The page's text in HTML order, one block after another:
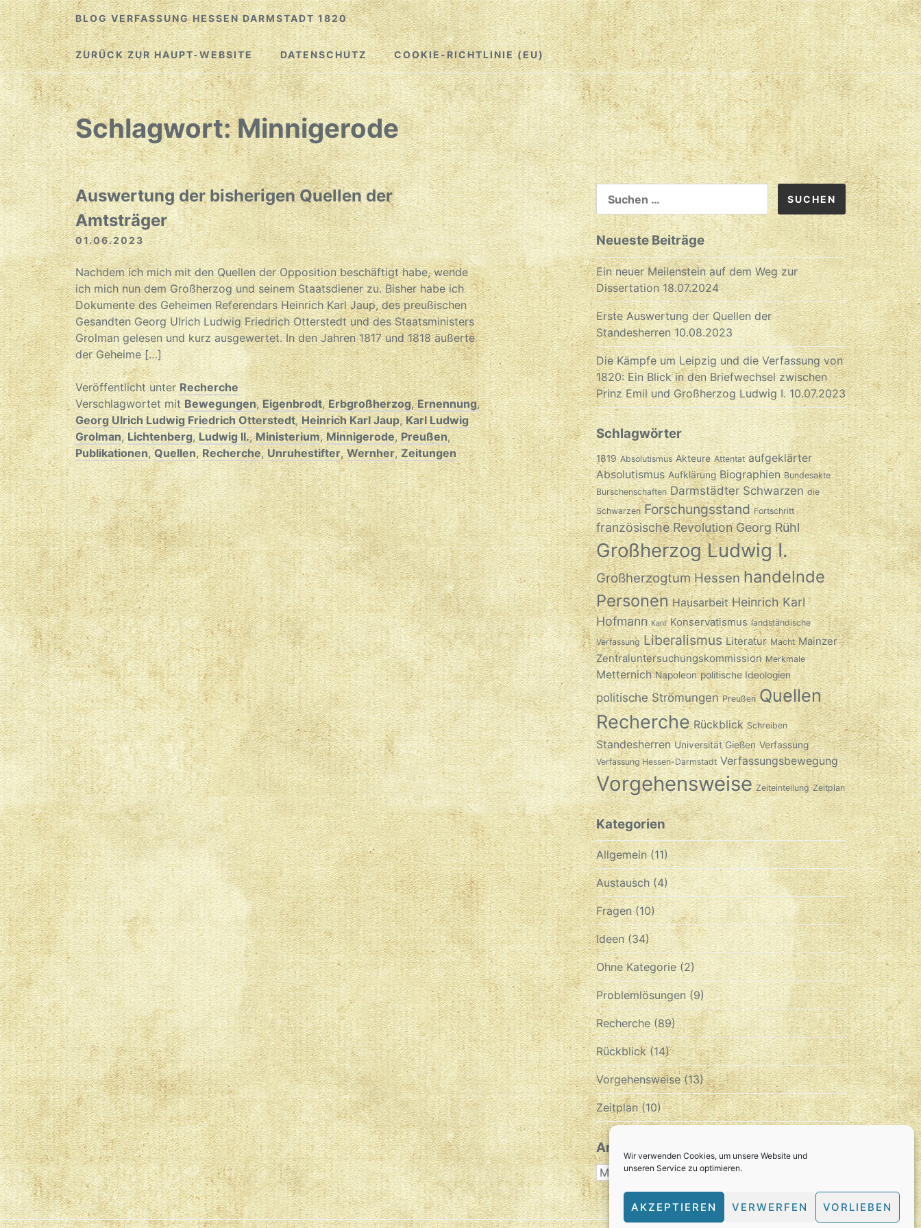
Wir verwenden Cookies, um unsere Website und
unseren Service zu optimieren.
AKZEPTIEREN VERWERFEN VORLIEBEN
Zum
Inhalt
springen
BLOG VERFASSUNG HESSEN DARMSTADT 1820
ZURÜCK ZUR HAUPT-WEBSITE DATENSCHUTZ COOKIE-RICHTLINIE (EU)
Schlagwort:Minnigerode
Auswertung der bisherigen Quellen der
Amtsträger
01.06.2023
Nachdem ich mich mit den Quellen der Opposition beschäftigt habe, wende
ich mich nun dem Großherzog und seinem Staatsdiener zu. Bisher habe ich
Dokumente des Geheimen Referendars Heinrich Karl Jaup, des preußischen
Gesandten Georg Ulrich Ludwig Friedrich Otterstedt und des Staatsministers
Grolman gelesen und kurz ausgewertet. In den Jahren 1817 und 1818 äußerte
der Geheime […]
Veröffentlicht unterRecherche
Verschlagwortet mitBewegungen,Eigenbrodt,Erbgroßherzog,Ernennung,
Georg Ulrich Ludwig Friedrich Otterstedt,Heinrich Karl Jaup,Karl Ludwig
Grolman,Lichtenberg,Ludwig II.,Ministerium,Minnigerode,Preußen,
Publikationen,Quellen,Recherche,Unruhestifter,Wernher,Zeitungen
SUCHEN
NACH:
Neueste Beiträge
Ein neuer Meilenstein auf dem Weg zur
Dissertation 18.07.2024
Erste Auswertung der Quellen der
Standesherren 10.08.2023
Die Kämpfe um Leipzig und die Verfassung von
1820: Ein Blick in den Briefwechsel zwischen
Prinz Emil und Großherzog Ludwig I. 10.07.2023
Schlagwörter
1819 Absolutismus Akteure Attentat aufgeklärter
Absolutismus Aufklärung Biographien Bundesakte
Burschenschaften Darmstädter Schwarzen die
Schwarzen Forschungsstand Fortschritt
französische Revolution Georg Rühl
Großherzog Ludwig I.
Großherzogtum Hessen handelnde
Personen Hausarbeit Heinrich Karl
Hofmann Kant Konservatismus landständische
Verfassung Liberalismus Literatur Macht Mainzer
Zentraluntersuchungskommission Merkmale
Metternich Napoleon politische Ideologien
politische Strömungen Preußen Quellen
Recherche Rückblick Schreiben
Standesherren Universität Gießen Verfassung
Verfassung Hessen-Darmstadt Verfassungsbewegung
Vorgehensweise Zeiteinteilung Zeitplan
Kategorien
Allgemein(11)
Austausch(4)
Fragen(10)
Ideen(34)
Ohne Kategorie(2)
Problemlösungen(9)
Recherche(89)
Rückblick(14)
Vorgehensweise(13)
Zeitplan(10)
Archiv
ARCHIV